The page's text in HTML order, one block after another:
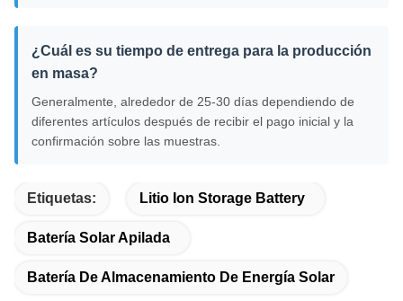
¿Cuál es su tiempo de entrega para la producción
en masa?
Generalmente, alrededor de 25-30 días dependiendo de
diferentes artículos después de recibir el pago inicial y la
confirmación sobre las muestras.
Etiquetas: Litio Ion Storage Battery
Batería Solar Apilada
Batería De Almacenamiento De Energía Solar